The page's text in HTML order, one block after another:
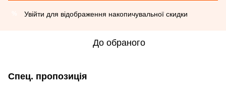
Увійти для відображення накопичувальної скидки
До обраного
Спец. пропозиція